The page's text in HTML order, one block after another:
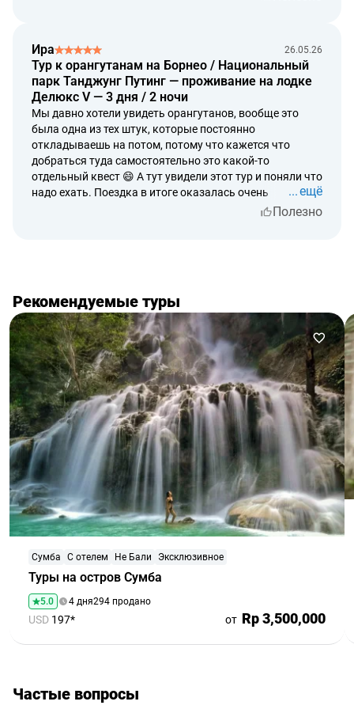
впечатлил. Плывешь по реке, кругом джунгли,
никакого шума, вообще другой мир. В какой-то момент
поймал себя на мысли что вот ради таких поездок мы
вообще и любим путешествовать. Очень правильный
получился опыт для всей семьи.
Ира 26.05.26
Тур к орангутанам на Борнео / Национальный
парк Танджунг Путинг — проживание на лодке
Делюкс V — 3 дня / 2 ночи
Мы давно хотели увидеть орангутанов, вообще это
была одна из тех штук, которые постоянно
откладываешь на потом, потому что кажется что
добраться туда самостоятельно это какой-то
отдельный квест 😄 А тут увидели этот тур и поняли что
надо ехать. Поездка в итоге оказалась очень
необычная. Сам Борнео вообще ощущается как какой-
а просто живут своей жизнью. Очень крутой опыт. Из
тех поездок, после которых еще долго сидишь и
думаешь, блин, как вообще огромный и удивительный
наш мир.
ещё
Полезно
Рекомендуемые туры
Туры на остров Сумба
Сумба С отелем Не Бали Эксклюзивное
5.0 4 дня294 продано
USD 197* от Rp 3,500,000
Частые вопросы